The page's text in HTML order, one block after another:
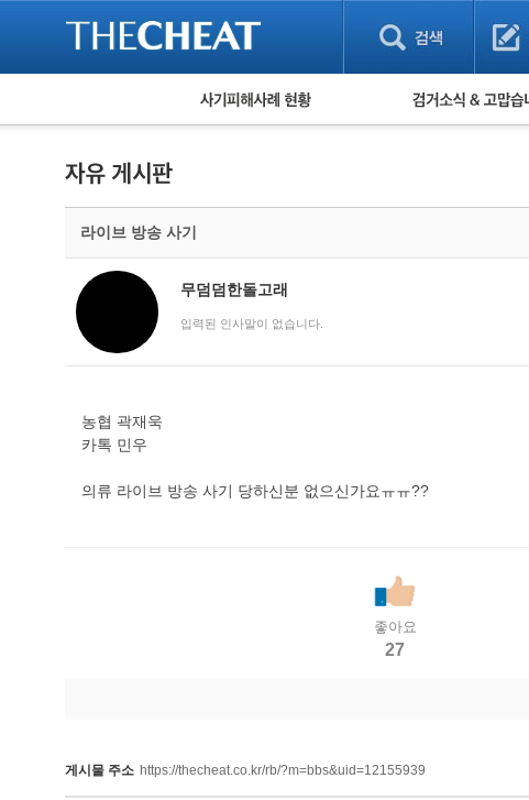
피해사례 현황
유해사이트 목록
비공개 피해사례
워킹홀리데이 피해사례
검거 소식
라이브 방송 사기
무덤덤한돌고래
입력된 인사말이 없습니다.
농협 곽재욱
카톡 민우
의류 라이브 방송 사기 당하신분 없으신가요ㅠㅠ??
좋아요
27
게시물 주소 https://thecheat.co.kr/rb/?m=bbs&uid=12155939